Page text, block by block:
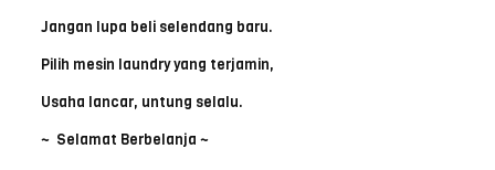
Jangan lupa beli selendang baru.
Pilih mesin laundry yang terjamin,
Usaha lancar, untung selalu.
~ Selamat Berbelanja ~